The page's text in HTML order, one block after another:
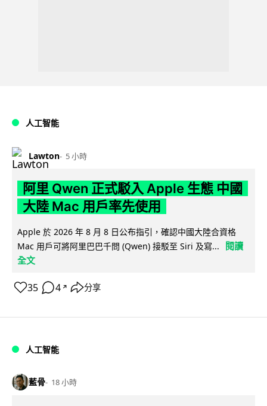
人工智能
Lawton 5 小時
阿里 Qwen 正式駁入 Apple 生態 中國
大陸 Mac 用戶率先使用
Apple 於 2026 年 8 月 8 日公布指引，確認中國大陸合資格
Mac 用戶可將阿里巴巴千問 (Qwen) 接駁至 Siri 及寫...
閱讀
全文
35 4 ↗ 分享
人工智能
藍骨 18 小時